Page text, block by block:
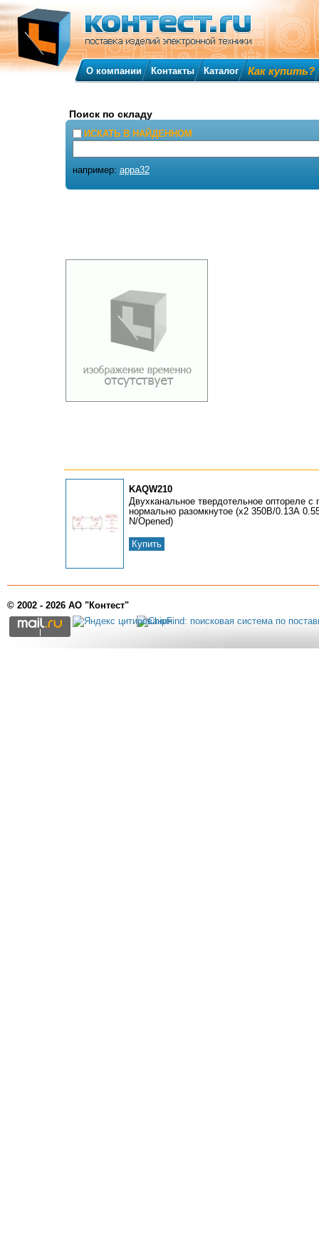
KAQW210
Двухканальное твердотельное оптореле
нормально разомкнутое (x2 350В/0.13А
N/Opened)
Купить
О компании Контакты Каталог Как купить?
Поиск по складу
ИСКАТЬ В НАЙДЕННОМ
например: appa32
© 2002 - 2026 АО "Контест"